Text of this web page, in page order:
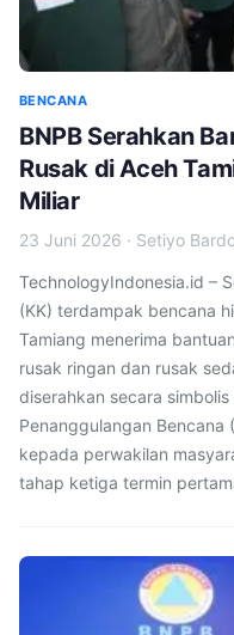
BENCANA
BNPB Serahkan
Rusak di Aceh
Miliar
23 Juni 2026 · Setiyo
TechnologyIndonesia.id –
(KK) terdampak bencana
Tamiang menerima
rusak ringan dan rusak
diserahkan secara
Penanggulangan Bencana
kepada perwakilan
tahap ketiga termin